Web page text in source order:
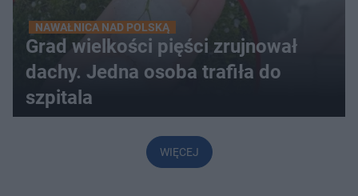
NAWAŁNICA NAD POLSKĄ
Grad wielkości pięści zrujnował
dachy. Jedna osoba trafiła do
szpitala
WIĘCEJ